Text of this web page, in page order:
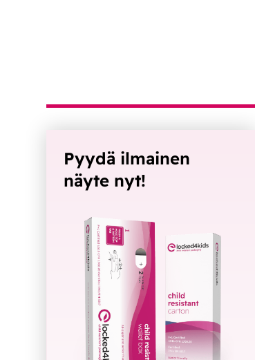
Pyydä ilmainen
näyte nyt!